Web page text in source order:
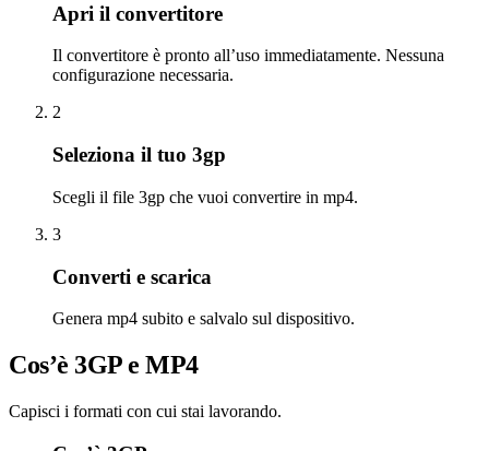
Apri il convertitore
Il convertitore è pronto all’uso immediatamente. Nessuna
configurazione necessaria.
2
Seleziona il tuo 3gp
Scegli il file 3gp che vuoi convertire in mp4.
3
Converti e scarica
Genera mp4 subito e salvalo sul dispositivo.
Cos’è 3GP e MP4
Capisci i formati con cui stai lavorando.